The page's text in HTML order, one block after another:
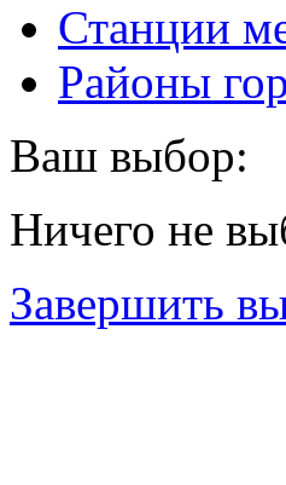
Станции
Районы
Ваш выбор:
Ничего не
Завершить